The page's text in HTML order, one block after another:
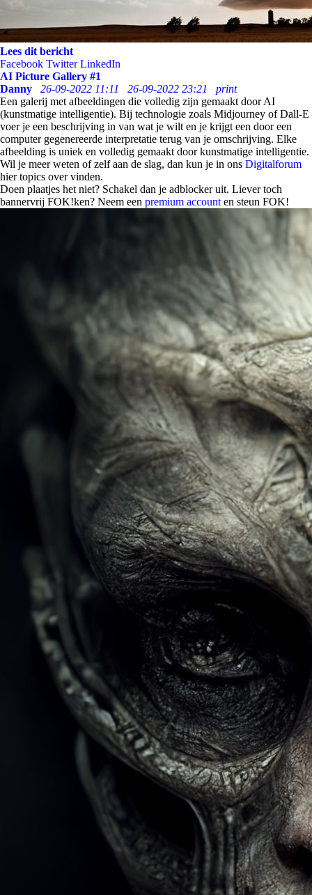
Lees dit bericht
Facebook Twitter LinkedIn
AI Picture Gallery #1
Danny
26-09-2022 11:11 26-09-2022 23:21
print
Een galerij met afbeeldingen die volledig zijn gemaakt door AI
(kunstmatige intelligentie). Bij technologie zoals Midjourney of Dall-E
voer je een beschrijving in van wat je wilt en je krijgt een door een
computer gegenereerde interpretatie terug van je omschrijving. Elke
afbeelding is uniek en volledig gemaakt door kunstmatige intelligentie.
Wil je meer weten of zelf aan de slag, dan kun je in ons Digitalforum
hier topics over vinden.
Doen plaatjes het niet? Schakel dan je adblocker uit. Liever toch
bannervrij FOK!ken? Neem een premium account en steun FOK!